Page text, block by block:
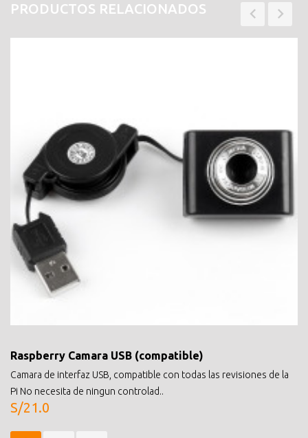
PRODUCTOS RELACIONADOS
Raspberry Camara USB (compatible)
Camara de interfaz USB, compatible con todas las revisiones de la
Pi No necesita de ningun controlad..
S/21.0